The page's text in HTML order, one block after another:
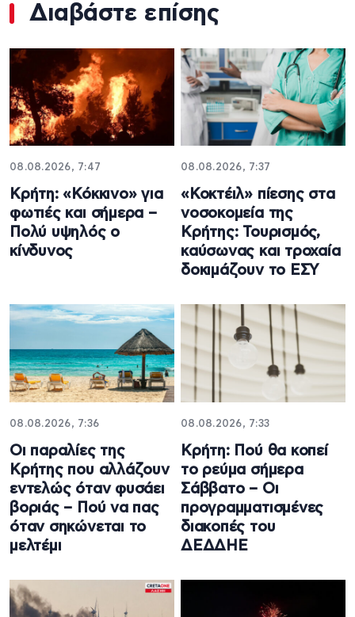
Διαβάστε επίσης
08.08.2026, 7:47
Κρήτη: «Κόκκινο» για
φωτιές και σήμερα –
Πολύ υψηλός ο
κίνδυνος
08.08.2026, 7:37
«Κοκτέιλ» πίεσης στα
νοσοκομεία της
Κρήτης: Τουρισμός,
καύσωνας και τροχαία
δοκιμάζουν το ΕΣΥ
08.08.2026, 7:36
Οι παραλίες της
Κρήτης που αλλάζουν
εντελώς όταν φυσάει
βοριάς – Πού να πας
όταν σηκώνεται το
μελτέμι
08.08.2026, 7:33
Κρήτη: Πού θα κοπεί
το ρεύμα σήμερα
Σάββατο – Οι
προγραμματισμένες
διακοπές του
ΔΕΔΔΗΕ